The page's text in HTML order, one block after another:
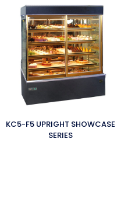
KC5-F5 UPRIGHT SHOWCASE
SERIES